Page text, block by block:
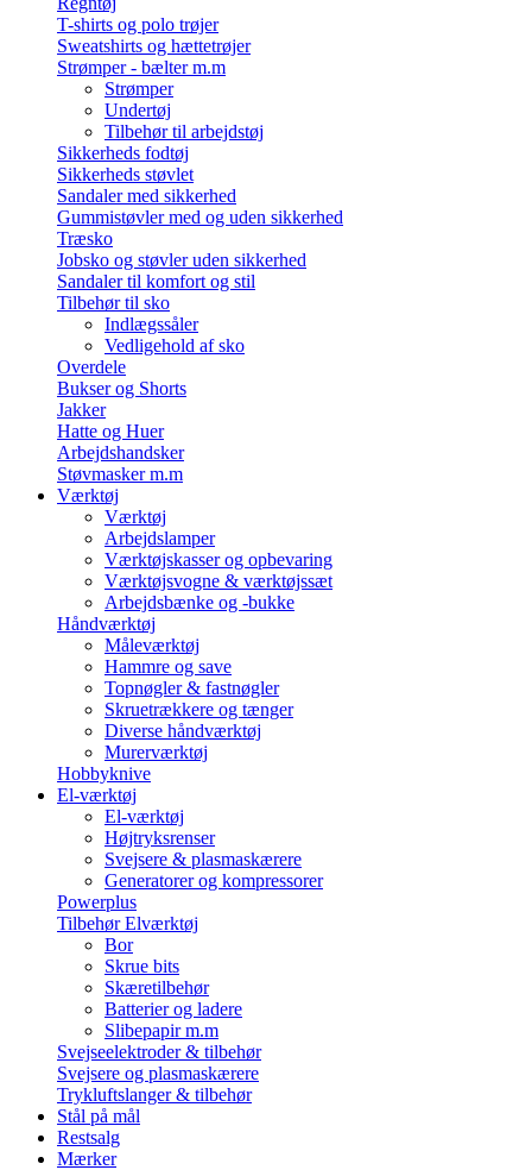
T-shirts og polo trøjer
Sweatshirts og hættetrøjer
Strømper - bælter m.m
Strømper
Undertøj
Tilbehør til arbejdstøj
Sikkerheds fodtøj
Sikkerheds støvlet
Sandaler med sikkerhed
Gummistøvler med og uden sikkerhed
Træsko
Jobsko og støvler uden sikkerhed
Sandaler til komfort og stil
Tilbehør til sko
Indlægssåler
Vedligehold af sko
Overdele
Bukser og Shorts
Jakker
Hatte og Huer
Arbejdshandsker
Støvmasker m.m
Værktøj
Værktøj
Arbejdslamper
Værktøjskasser og opbevaring
Værktøjsvogne & værktøjssæt
Arbejdsbænke og -bukke
Håndværktøj
Måleværktøj
Hammre og save
Topnøgler & fastnøgler
Skruetrækkere og tænger
Diverse håndværktøj
Murerværktøj
Hobbyknive
El-værktøj
El-værktøj
Højtryksrenser
Svejsere & plasmaskærere
Generatorer og kompressorer
Powerplus
Tilbehør Elværktøj
Bor
Skrue bits
Skæretilbehør
Batterier og ladere
Slibepapir m.m
Svejseelektroder & tilbehør
Svejsere og plasmaskærere
Trykluftslanger & tilbehør
Stål på mål
Restsalg
Mærker